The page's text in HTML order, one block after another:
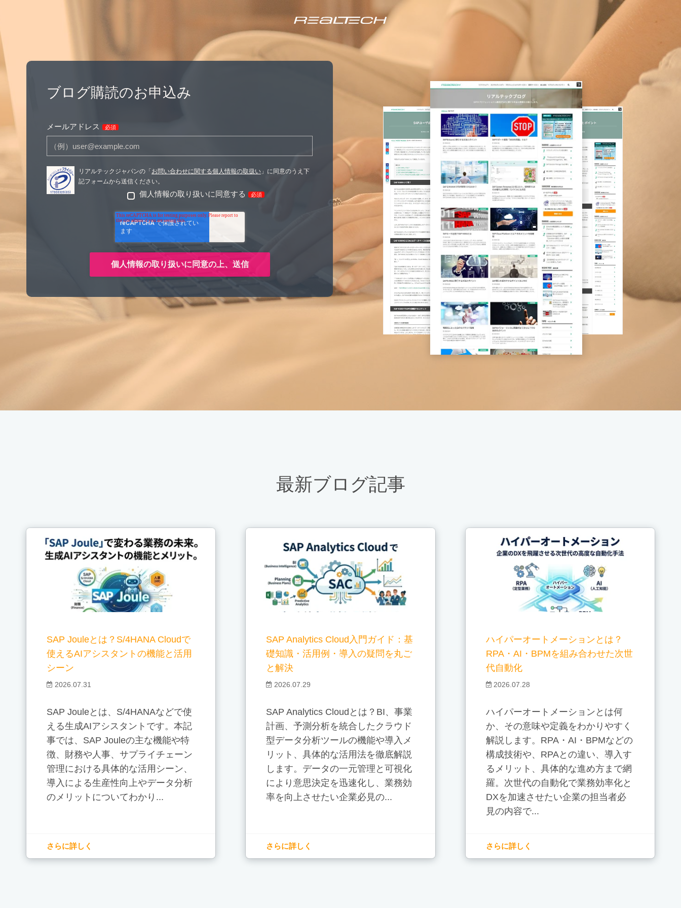
ブログ購読のお申込み
メールアドレス 必須
リアルテックジャパンの「 お問い合わせに関する個人情報の取扱い 」に同意のうえ下
記フォームから送信ください。
個人情報の取り扱いに同意する 必須
最新ブログ記事
SAP Jouleとは？S/4HANA Cloudで
使えるAIアシスタントの機能と活用
シーン
2026.07.31
SAP Jouleとは、S/4HANAなどで使
える生成AIアシスタントです。本記
事では、SAP Jouleの主な機能や特
徴、財務や人事、サプライチェーン
管理における具体的な活用シーン、
導入による生産性向上やデータ分析
のメリットについてわかり...
さらに詳しく
SAP Analytics Cloud入門ガイド：基
礎知識・活用例・導入の疑問を丸ご
と解決
2026.07.29
SAP Analytics Cloudとは？BI、事業
計画、予測分析を統合したクラウド
型データ分析ツールの機能や導入メ
リット、具体的な活用法を徹底解説
します。データの一元管理と可視化
により意思決定を迅速化し、業務効
率を向上させたい企業必見の...
さらに詳しく
ハイパーオートメーションとは？
RPA・AI・BPMを組み合わせた次世
代自動化
2026.07.28
ハイパーオートメーションとは何
か、その意味や定義をわかりやすく
解説します。RPA・AI・BPMなどの
構成技術や、RPAとの違い、導入す
るメリット、具体的な進め方まで網
羅。次世代の自動化で業務効率化と
DXを加速させたい企業の担当者必
見の内容で...
さらに詳しく